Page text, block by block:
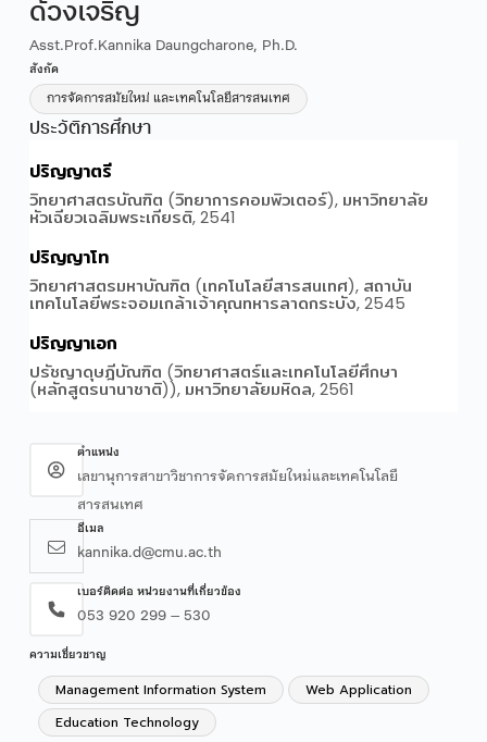
ด้วงเจริญ
Asst.Prof.Kannika Daungcharone, Ph.D.
สังกัด
การจัดการสมัยใหม่ และเทคโนโลยีสารสนเทศ
ประวัติการศึกษา
ตำแหน่ง
เลขานุการสาขาวิชาการจัดการสมัยใหม่และเทคโนโลยี
สารสนเทศ
อีเมล
kannika.d@cmu.ac.th
เบอร์ติดต่อ หน่วยงานที่เกี่ยวข้อง
053 920 299 – 530
ความเชี่ยวชาญ